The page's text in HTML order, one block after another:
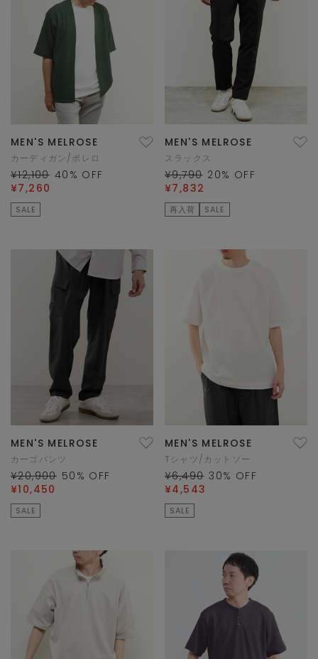
MEN'S MELROSE
カーディガン/ボレロ
¥12,100 40 % OFF
¥7,260
SALE
MEN'S MELROSE
スラックス
¥9,790 20% OFF
¥7,832
再入荷 SALE
MEN'S MELROSE
カーゴパンツ
¥20,900 50 % OFF
¥10,450
SALE
MEN'S MELROSE
Tシャツ/カットソー
¥6,490 30% OFF
¥4,543
SALE